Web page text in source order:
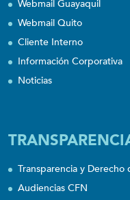
Webmail Guayaquil
Webmail Quito
Cliente Interno
Información Corporativa
Noticias
Transparencia y Derecho
Audiencias CFN